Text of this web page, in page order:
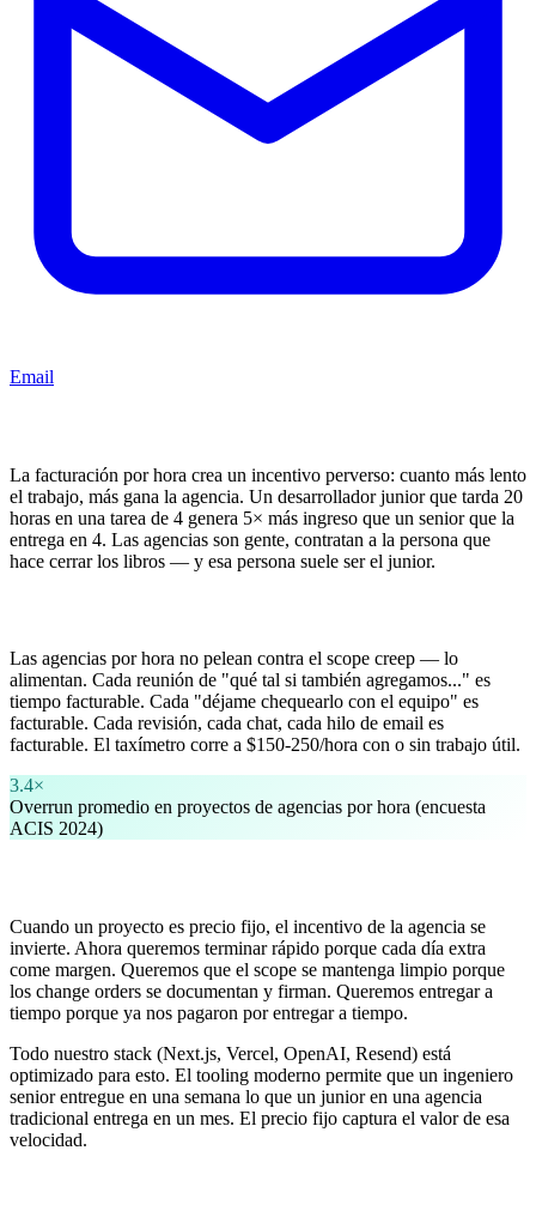
Email
La facturación por hora crea un incentivo perverso: cuanto más lento
el trabajo, más gana la agencia. Un desarrollador junior que tarda 20
horas en una tarea de 4 genera 5× más ingreso que un senior que la
entrega en 4. Las agencias son gente, contratan a la persona que
hace cerrar los libros — y esa persona suele ser el junior.
Las agencias por hora no pelean contra el scope creep — lo
alimentan. Cada reunión de "qué tal si también agregamos..." es
tiempo facturable. Cada "déjame chequearlo con el equipo" es
facturable. Cada revisión, cada chat, cada hilo de email es
facturable. El taxímetro corre a $150-250/hora con o sin trabajo útil.
3.4×
Overrun promedio en proyectos de agencias por hora (encuesta
ACIS 2024)
Cuando un proyecto es precio fijo, el incentivo de la agencia se
invierte. Ahora queremos terminar rápido porque cada día extra
come margen. Queremos que el scope se mantenga limpio porque
los change orders se documentan y firman. Queremos entregar a
tiempo porque ya nos pagaron por entregar a tiempo.
Todo nuestro stack (Next.js, Vercel, OpenAI, Resend) está
optimizado para esto. El tooling moderno permite que un ingeniero
senior entregue en una semana lo que un junior en una agencia
tradicional entrega en un mes. El precio fijo captura el valor de esa
velocidad.